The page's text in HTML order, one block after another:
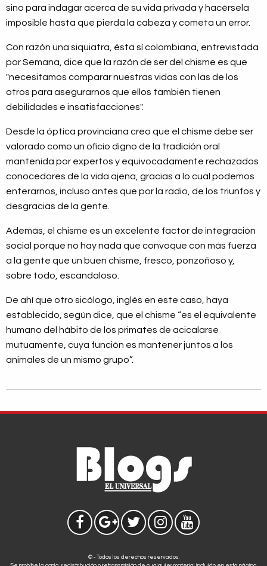
sino para indagar acerca de su vida privada y hacérsela
imposible hasta que pierda la cabeza y cometa un error.
Con razón una siquiatra, ésta sí colombiana, entrevistada
por Semana, dice que la razón de ser del chisme es que
"necesitamos comparar nuestras vidas con las de los
otros para asegurarnos que ellos también tienen
debilidades e insatisfacciones".
Desde la óptica provinciana creo que el chisme debe ser
valorado como un oficio digno de la tradición oral
mantenida por expertos y equivocadamente rechazados
conocedores de la vida ajena, gracias a lo cual podemos
enterarnos, incluso antes que por la radio, de los triunfos y
desgracias de la gente.
Además, el chisme es un excelente factor de integración
social porque no hay nada que convoque con más fuerza
a la gente que un buen chisme, fresco, ponzoñoso y,
sobre todo, escandaloso.
De ahí que otro sicólogo, inglés en este caso, haya
establecido, según dice, que el chisme “es el equivalente
humano del hábito de los primates de acicalarse
mutuamente, cuya función es mantener juntos a los
animales de un mismo grupo”.
© - Todos los derechos reservados.